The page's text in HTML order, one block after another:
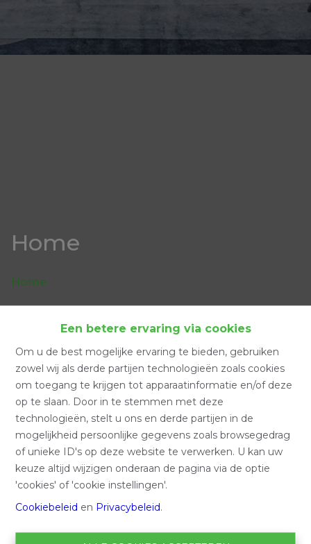
Een betere ervaring via cookies
Om u de best mogelijke ervaring te bieden, gebruiken
zowel wij als derde partijen technologieën zoals cookies
om toegang te krijgen tot apparaatinformatie en/of deze
op te slaan. Door in te stemmen met deze
technologieën, stelt u ons en derde partijen in de
mogelijkheid persoonlijke gegevens zoals browsegedrag
of unieke ID's op deze website te verwerken. U kan uw
keuze altijd wijzigen onderaan de pagina via de optie
'cookies' of 'cookie instellingen'.
Cookiebeleid en Privacybeleid.
Home
Home
Zoeken
Filter